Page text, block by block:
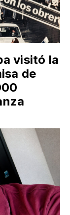
visitó la
de